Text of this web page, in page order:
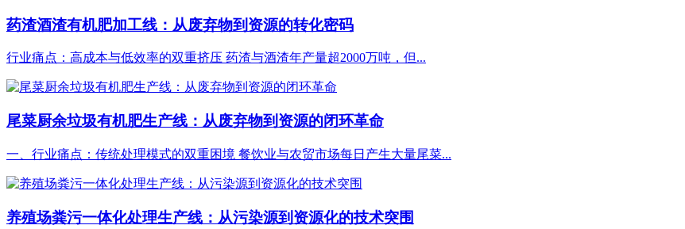
药渣酒渣有机肥加工线：从废弃物到资源的转化密码
行业痛点：高成本与低效率的双重挤压 药渣与酒渣年产量超2000万吨，但...
尾菜厨余垃圾有机肥生产线：从废弃物到资源的闭环革命
一、行业痛点：传统处理模式的双重困境 餐饮业与农贸市场每日产生大量尾菜...
养殖场粪污一体化处理生产线：从污染源到资源化的技术突围